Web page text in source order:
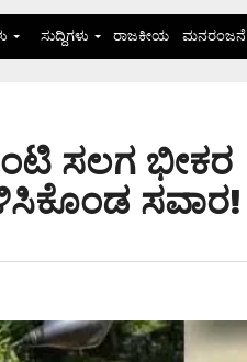
ಸುದ್ದಿಗಳು ರಾಜಕೀಯ ಮನರಂಜನೆ
ಸಲಗ ಭೀಕರ
ಸವಾರ!